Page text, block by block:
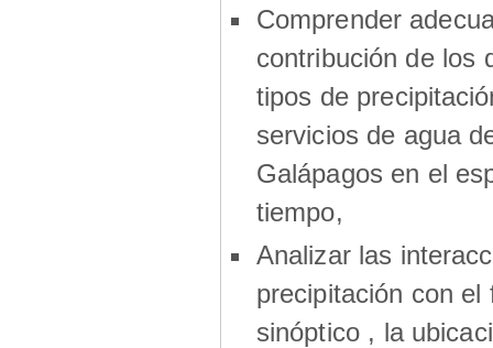
Comprender
contribución de los
tipos de
servicios de agua
Galápagos en el
tiempo,
Analizar las
precipitación con el
sinóptico , la